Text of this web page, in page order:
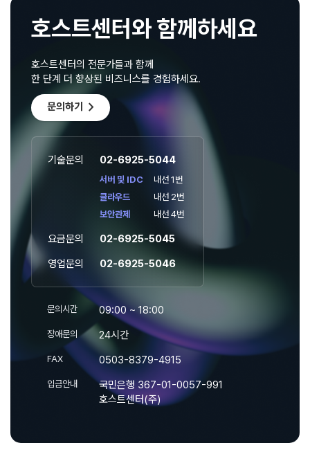
호스트센터와 함께하세요
호스트센터의 전문가들과 함께
한 단계 더 향상된 비즈니스를 경험하세요.
문의하기 chevron_right
기술문의 02-6925-5044
서버 및 IDC
내선 1번
클라우드
내선 2번
보안관제
내선 4번
요금문의
02-6925-5045
영업문의
02-6925-5046
문의시간 09:00 ~ 18:00
장애문의 24시간
FAX 0503-8379-4915
입금안내
국민은행 367-01-0057-991
호스트센터(주)